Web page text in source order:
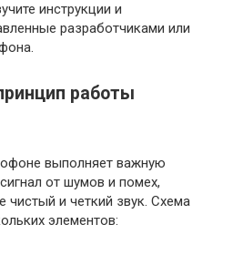
инструкции и
разработчиками или
работы
выполняет важную
от шумов и помех,
чистый и четкий звук. Схема
элементов: